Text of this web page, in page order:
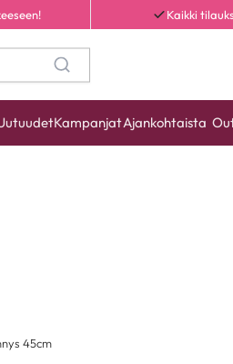
Kaikki
KampanjatAjankohtaista
45cm